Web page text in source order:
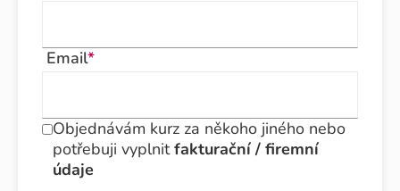
Email*
Objednávám kurz za někoho jiného nebo
potřebuji vyplnitfakturační / firemní
údaje